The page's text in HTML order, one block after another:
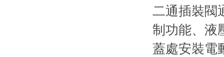
二通插裝閥
制功能、液
蓋處安裝電